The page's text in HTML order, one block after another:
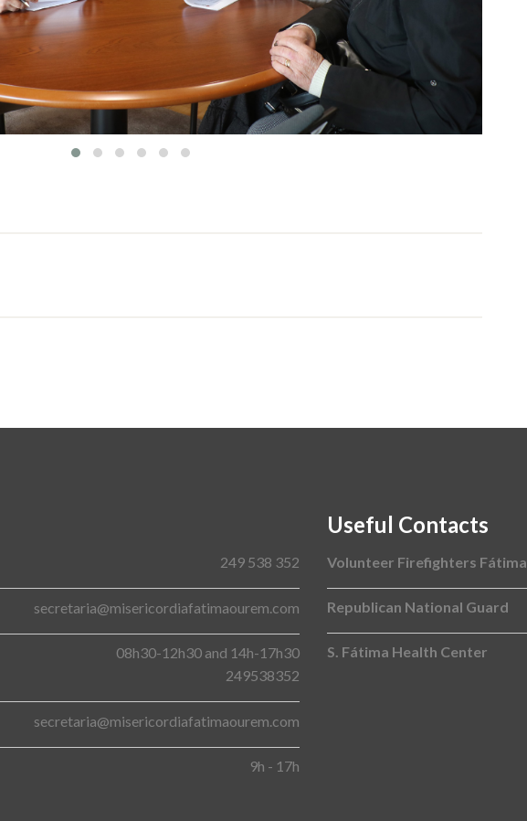
249 538 352
secretaria@misericordiafatimaourem.com
08h30-12h30 and 14h-17h30
249538352
secretaria@misericordiafatimaourem.com
9h - 17h
Useful Contacts
Volunteer Firefighters Fátima
Republican National Guard
S. Fátima Health Center